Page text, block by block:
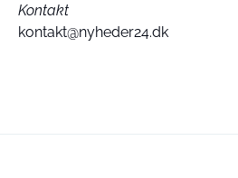
Kontakt
kontakt@nyheder24.dk